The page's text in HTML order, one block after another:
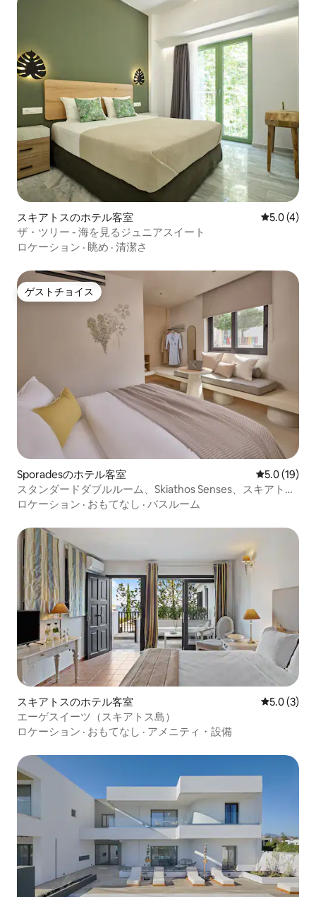
スキアトスのホテル客室 レビュー4
5.0 (4)
ザ・ツリー - 海を見るジュニアスイート
ロケーション · 眺め · 清潔さ
ゲストチョイス
ゲストチョイス
Sporadesのホテル客室 レビュー19
5.0 (19)
スタンダードダブルルーム、Skiathos Senses、スキアトス
島
ロケーション · おもてなし · バスルーム
スキアトスのホテル客室 レビュー3
5.0 (3)
エーゲスイーツ（スキアトス島）
ロケーション · おもてなし · アメニティ・設備